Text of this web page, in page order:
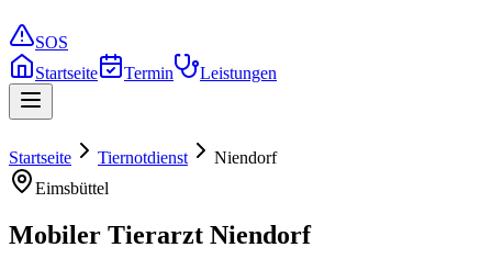
SOS
Startseite
Termin Leistungen
Startseite Tiernotdienst
Niendorf
Eimsbüttel
Mobiler Tierarzt Niendorf